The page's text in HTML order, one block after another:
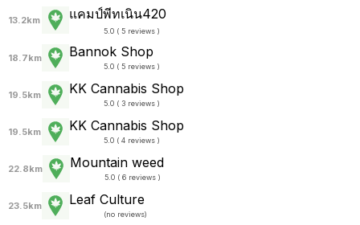
13.2km แคมป์​พีทเนิน420
5.0 ( 5 reviews )
18.7km Bannok Shop
5.0 ( 5 reviews )
19.5km KK Cannabis Shop
5.0 ( 3 reviews )
19.5km KK Cannabis Shop
5.0 ( 4 reviews )
22.8km Mountain weed
5.0 ( 6 reviews )
23.5km Leaf Culture
(no reviews)